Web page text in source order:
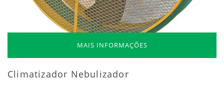
MAIS INFORMAÇÕES
Climatizador Nebulizador